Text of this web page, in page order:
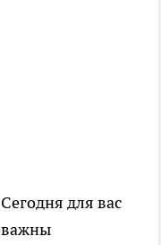
Сегодня для вас
важны